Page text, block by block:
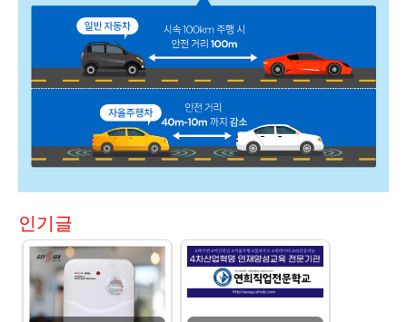
인기글